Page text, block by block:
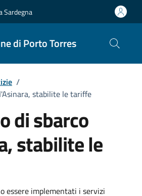
Sardegna
di Porto Torres
/
stabilite le tariffe
di sbarco
stabilite le
essere implementati i servizi